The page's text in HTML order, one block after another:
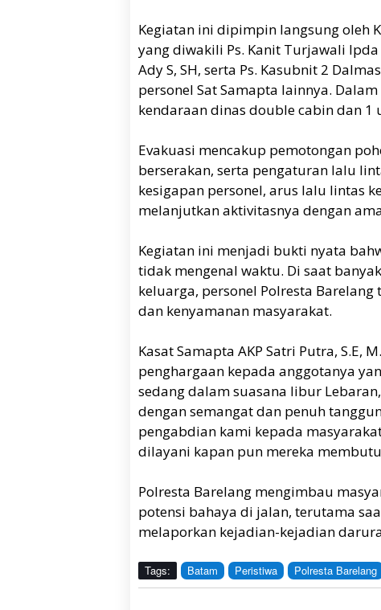
Kegiatan ini dipimpin langsung oleh
yang diwakili Ps. Kanit Turjawali
Ady S, SH, serta Ps. Kasubnit 2
personel Sat Samapta lainnya.
kendaraan dinas double cabin dan 1
Evakuasi mencakup pemotongan
berserakan, serta pengaturan lalu
kesigapan personel, arus lalu lintas
melanjutkan aktivitasnya dengan
Kegiatan ini menjadi bukti nyata
tidak mengenal waktu. Di saat
keluarga, personel Polresta
dan kenyamanan masyarakat.
Kasat Samapta AKP Satri Putra, S.E,
penghargaan kepada anggotanya
sedang dalam suasana libur
dengan semangat dan penuh
pengabdian kami kepada
dilayani kapan pun mereka
Polresta Barelang mengimbau
potensi bahaya di jalan, terutama
melaporkan kejadian-kejadian
Tags: Batam Peristiwa Polresta Barelang